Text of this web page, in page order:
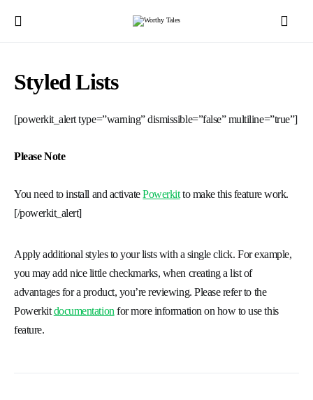
Styled Lists
[powerkit_alert type=”warning” dismissible=”false” multiline=”true”]
Please Note
You need to install and activatePowerkitto make this feature work.
[/powerkit_alert]
Apply additional styles to your lists with a single click. For example,
you may add nice little checkmarks, when creating a list of
advantages for a product, you’re reviewing. Please refer to the
Powerkitdocumentation for more information on how to use this
feature.